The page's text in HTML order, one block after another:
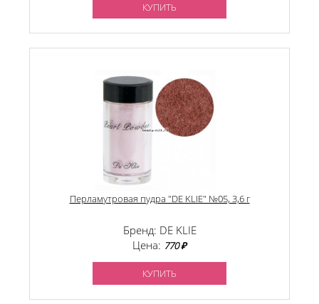
КУПИТЬ
Перламутровая пудра "DE KLIE" №05, 3,6 г
Бренд: DE KLIE
Цена: 770 ₽
КУПИТЬ